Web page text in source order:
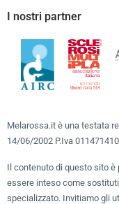
I nostri partner
Melarossa.it è una testata
14/06/2002 P.Iva
Il contenuto di questo sito
essere inteso come
specializzato. Invitiamo gli